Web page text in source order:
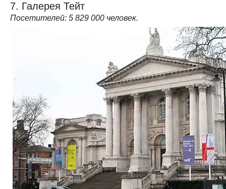
7. Галерея Тейт
Посетителей: 5 829 000 человек.